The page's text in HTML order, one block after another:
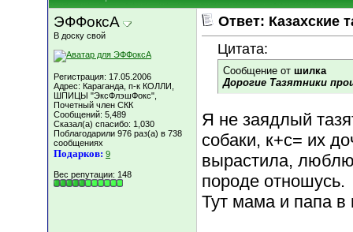
ЭФФоксА
В доску свой
Регистрация: 17.05.2006
Адрес: Караганда, п-к КОЛЛИ,
ШПИЦЫ "ЭксФлэшФокс",
Почетный член СКК
Сообщений: 5,489
Сказал(а) спасибо: 1,030
Поблагодарили 976 раз(а) в 738
сообщениях
Подарков: 9
Вес репутации: 148
Ответ: Казахские
Цитата:
Сообщение от шилка
Дорогие Тазятники
Я не заядлый
собаки, к+с= их
вырастила,
породе отношусь.
Тут мама и папа в